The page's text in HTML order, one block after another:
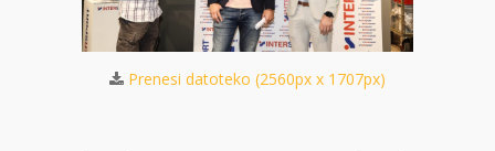
Prenesi datoteko (2560px x 1707px)